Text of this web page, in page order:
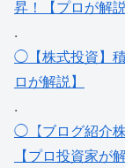
昇！【プロが解説
.
◯【株式投資】
ロが解説】
.
◯【ブログ紹介
【プロ投資家が